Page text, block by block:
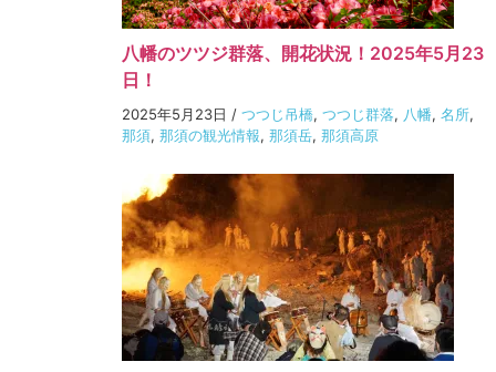
八幡のツツジ群落、開花状況！2025年5月23
日！
2025年5月23日 / つつじ吊橋, つつじ群落, 八幡, 名所,
那須, 那須の観光情報, 那須岳, 那須高原